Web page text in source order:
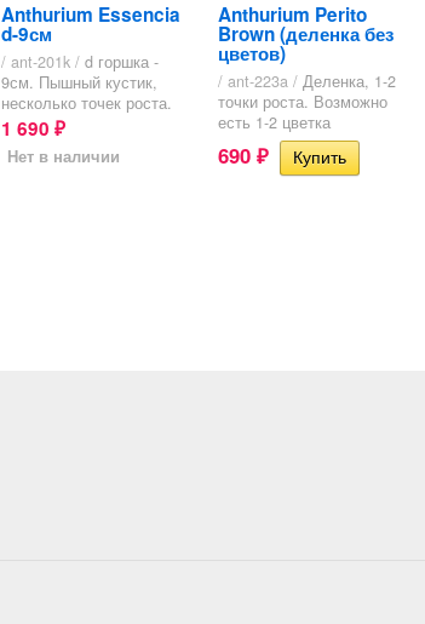
Anthurium Essencia
d-9см
/ ant-201k / d горшка -
9см. Пышный кустик,
несколько точек роста.
1 690 ₽
Нет в наличии
Anthurium Perito
Brown (деленка без
цветов)
/ ant-223a / Деленка, 1-2
точки роста. Возможно
есть 1-2 цветка
690 ₽